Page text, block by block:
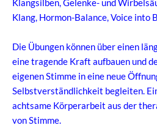
Klangsilben, Gelenke- und
Klang, Hormon-Balance, Voice into
Die Übungen können über einen
eine tragende Kraft aufbauen und
eigenen Stimme in eine neue
Selbstverständlichkeit begleiten.
achtsame Körperarbeit aus der
von Stimme.